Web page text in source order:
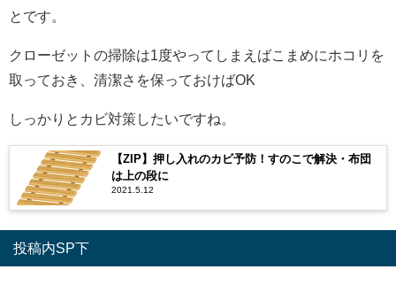
とです。
クローゼットの掃除は1度やってしまえばこまめにホコリを
取っておき、清潔さを保っておけばOK
しっかりとカビ対策したいですね。
【ZIP】押し入れのカビ予防！すのこで解決・布団
は上の段に
2021.5.12
投稿内SP下